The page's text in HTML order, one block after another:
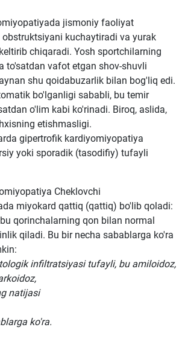
jismoniy faoliyat
obstruktsiyani kuchaytiradi va yurak
chiqaradi. Yosh sportchilarning
to'satdan vafot etgan shov-shuvli
shu qoidabuzarlik bilan bog'liq edi.
bo'lganligi sababli, bu temir
o'lim kabi ko'rinadi. Biroq, aslida,
etishmasligi.
gipertrofik kardiyomiyopatiya
yoki sporadik (tasodifiy) tufayli
Cheklovchi
miyokard qattiq (qattiq) bo'lib qoladi:
qorinchalarning qon bilan normal
qiladi. Bu bir necha sabablarga ko'ra
infiltratsiyasi tufayli, bu amiloidoz,
natijasi
ko'ra.